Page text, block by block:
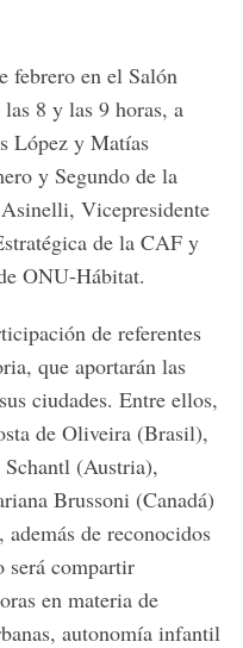
febrero en el Salón
8 y las 9 horas, a
López y Matías
y Segundo de la
Vicepresidente
de la CAF y
ONU-Hábitat.
de referentes
que aportarán las
ciudades. Entre ellos,
de Oliveira (Brasil),
(Austria),
Brussoni (Canadá)
de reconocidos
será compartir
en materia de
autonomía infantil